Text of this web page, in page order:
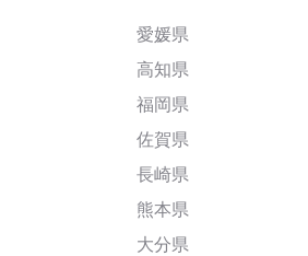
愛媛県
高知県
福岡県
佐賀県
長崎県
熊本県
大分県